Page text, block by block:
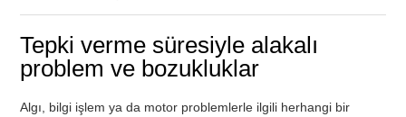
Tepki verme süresiyle alakalı
problem ve bozukluklar
Algı, bilgi işlem ya da motor problemlerle ilgili herhangi bir